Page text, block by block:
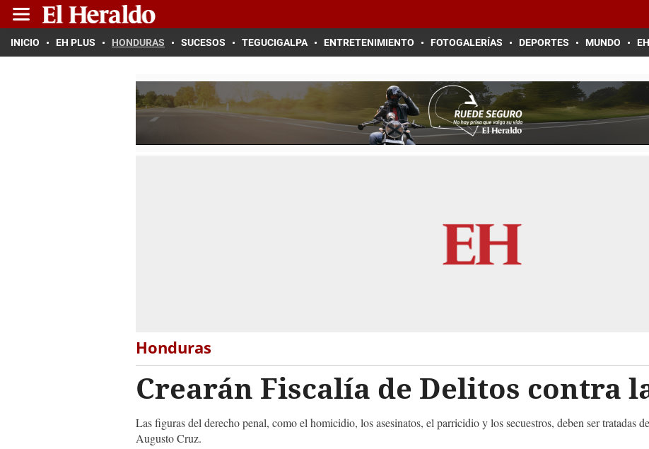
INICIO EH PLUS HONDURAS SUCESOS TEGUCIGALPA ENTRETENIMIENTO FOTOGALERÍAS DEPORTES MUNDO
Honduras
Crearán Fiscalía de Delitos contra
Las figuras del derecho penal, como el homicidio, los asesinatos, el parricidio y los secuestros, deben ser tratadas
Augusto Cruz.